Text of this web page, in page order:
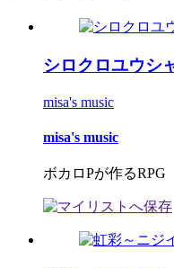
シロクロユウシ
misa's music
misa's music
ボカロPが作るRPG